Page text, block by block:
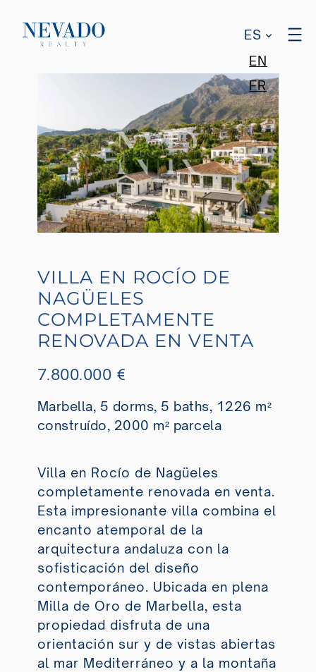
ES
EN
FR
VILLA EN ROCÍO DE
NAGÜELES
COMPLETAMENTE
RENOVADA EN VENTA
7.800.000 €
Marbella, 5 dorms, 5 baths, 1226 m²
construído, 2000 m² parcela
Villa en Rocío de Nagüeles
completamente renovada en venta.
Esta impresionante villa combina el
encanto atemporal de la
arquitectura andaluza con la
sofisticación del diseño
contemporáneo. Ubicada en plena
Milla de Oro de Marbella, esta
propiedad disfruta de una
orientación sur y de vistas abiertas
al mar Mediterráneo y a la montaña